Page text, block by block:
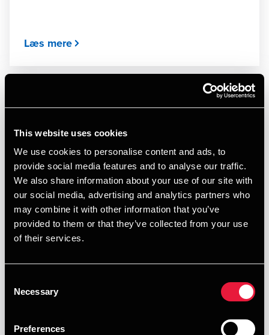
This website uses cookies
We use cookies to personalise content and ads, to
provide social media features and to analyse our traffic.
We also share information about your use of our site with
our social media, advertising and analytics partners who
may combine it with other information that you’ve
provided to them or that they’ve collected from your use
of their services.
Selection
Necessary
Preferences
Læs mere
Gaver mellem papirløse ægtefæller